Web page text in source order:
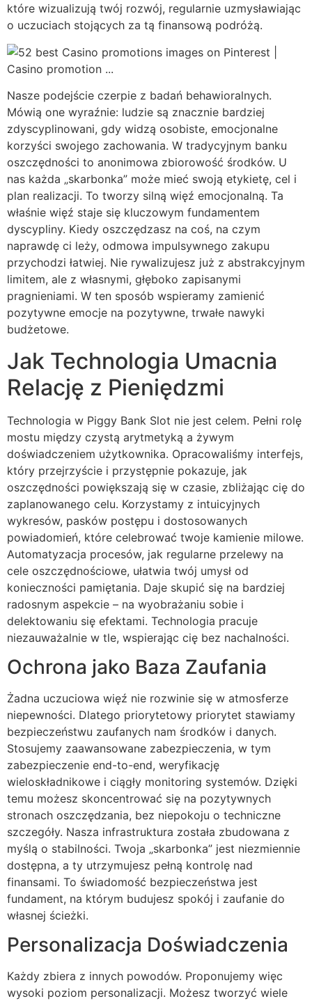
które wizualizują twój rozwój, regularnie uzmysławiając
o uczuciach stojących za tą finansową podróżą.
Nasze podejście czerpie z badań behawioralnych.
Mówią one wyraźnie: ludzie są znacznie bardziej
zdyscyplinowani, gdy widzą osobiste, emocjonalne
korzyści swojego zachowania. W tradycyjnym banku
oszczędności to anonimowa zbiorowość środków. U
nas każda „skarbonka” może mieć swoją etykietę, cel i
plan realizacji. To tworzy silną więź emocjonalną. Ta
właśnie więź staje się kluczowym fundamentem
dyscypliny. Kiedy oszczędzasz na coś, na czym
naprawdę ci leży, odmowa impulsywnego zakupu
przychodzi łatwiej. Nie rywalizujesz już z abstrakcyjnym
limitem, ale z własnymi, głęboko zapisanymi
pragnieniami. W ten sposób wspieramy zamienić
pozytywne emocje na pozytywne, trwałe nawyki
budżetowe.
Jak Technologia Umacnia
Relację z Pieniędzmi
Technologia w Piggy Bank Slot nie jest celem. Pełni rolę
mostu między czystą arytmetyką a żywym
doświadczeniem użytkownika. Opracowaliśmy interfejs,
który przejrzyście i przystępnie pokazuje, jak
oszczędności powiększają się w czasie, zbliżając cię do
zaplanowanego celu. Korzystamy z intuicyjnych
wykresów, pasków postępu i dostosowanych
powiadomień, które celebrować twoje kamienie milowe.
Automatyzacja procesów, jak regularne przelewy na
cele oszczędnościowe, ułatwia twój umysł od
konieczności pamiętania. Daje skupić się na bardziej
radosnym aspekcie – na wyobrażaniu sobie i
delektowaniu się efektami. Technologia pracuje
niezauważalnie w tle, wspierając cię bez nachalności.
Ochrona jako Baza Zaufania
Żadna uczuciowa więź nie rozwinie się w atmosferze
niepewności. Dlatego priorytetowy priorytet stawiamy
bezpieczeństwu zaufanych nam środków i danych.
Stosujemy zaawansowane zabezpieczenia, w tym
zabezpieczenie end-to-end, weryfikację
wieloskładnikowe i ciągły monitoring systemów. Dzięki
temu możesz skoncentrować się na pozytywnych
stronach oszczędzania, bez niepokoju o techniczne
szczegóły. Nasza infrastruktura została zbudowana z
myślą o stabilności. Twoja „skarbonka” jest niezmiennie
dostępna, a ty utrzymujesz pełną kontrolę nad
finansami. To świadomość bezpieczeństwa jest
fundament, na którym budujesz spokój i zaufanie do
własnej ścieżki.
Personalizacja Doświadczenia
Każdy zbiera z innych powodów. Proponujemy więc
wysoki poziom personalizacji. Możesz tworzyć wiele